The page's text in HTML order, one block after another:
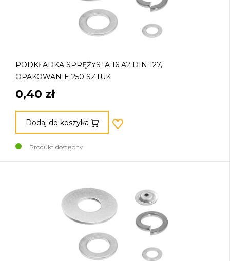
PODKŁADKA SPRĘŻYSTA 16 A2 DIN 127,
OPAKOWANIE 250 SZTUK
0,40 zł
Dodaj do koszyka
Produkt dostępny